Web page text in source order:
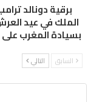
برقية دونالد
الملك في عيد
بسيادة المغرب
السابق التالي